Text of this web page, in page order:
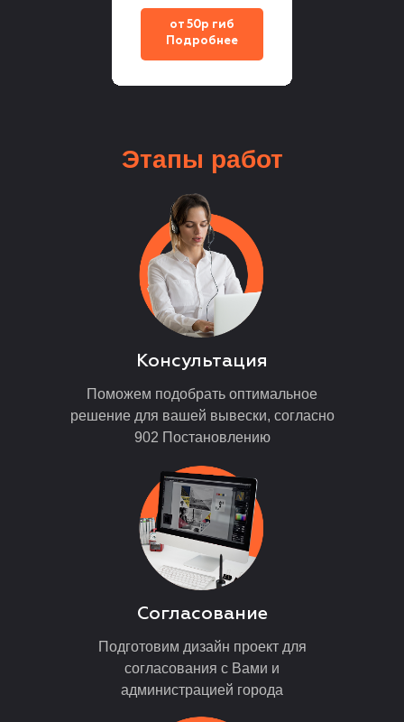
от 50р гиб
Подробнее
Этапы работ
Поможем подобрать оптимальное
решение для вашей вывески, согласно
902 Постановлению
Консультация
Подготовим дизайн проект для
согласования с Вами и
администрацией города
Согласование